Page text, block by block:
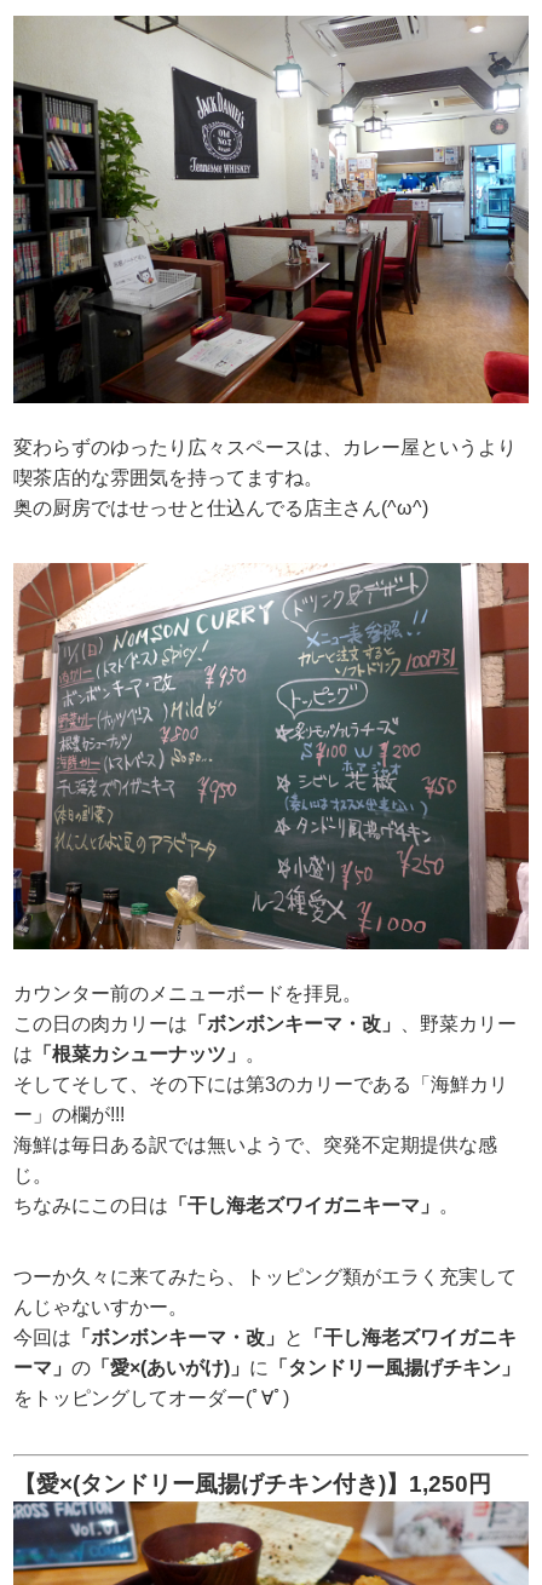
変わらずのゆったり広々スペースは、カレー屋というより
喫茶店的な雰囲気を持ってますね。
奥の厨房ではせっせと仕込んでる店主さん(^ω^)
カウンター前のメニューボードを拝見。
この日の肉カリーは 「ボンボンキーマ・改」
、野菜カリー
は 「根菜カシューナッツ」
。
そしてそして、その下には第3のカリーである「海鮮カリ
ー」の欄が!!!
海鮮は毎日ある訳では無いようで、突発不定期提供な感
じ。
ちなみにこの日は 「干し海老ズワイガニキーマ」 。
つーか久々に来てみたら、トッピング類がエラく充実して
んじゃないすかー。
今回は 「ボンボンキーマ・改」 と
「干し海老ズワイガニキ
ーマ」の 「愛×(あいがけ)」 に
「タンドリー風揚げチキン」
をトッピングしてオーダー(ﾟ∀ﾟ)
【愛×(タンドリー風揚げチキン付き)】1,250円